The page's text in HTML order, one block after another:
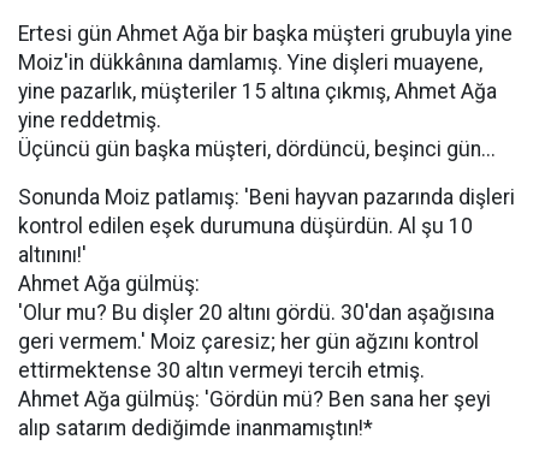
Ertesi gün Ahmet Ağa bir başka müşteri grubuyla yine
Moiz'in dükkânına damlamış. Yine dişleri muayene,
yine pazarlık, müşteriler 15 altına çıkmış, Ahmet Ağa
yine reddetmiş.
Üçüncü gün başka müşteri, dördüncü, beşinci gün...
Sonunda Moiz patlamış: 'Beni hayvan pazarında dişleri
kontrol edilen eşek durumuna düşürdün. Al şu 10
altınını!'
Ahmet Ağa gülmüş:
'Olur mu? Bu dişler 20 altını gördü. 30'dan aşağısına
geri vermem.' Moiz çaresiz; her gün ağzını kontrol
ettirmektense 30 altın vermeyi tercih etmiş.
Ahmet Ağa gülmüş: 'Gördün mü? Ben sana her şeyi
alıp satarım dediğimde inanmamıştın!*